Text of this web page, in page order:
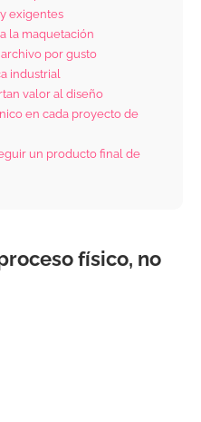
exigentes
la maquetación
por gusto
industrial
valor al diseño
en cada proyecto de
un producto final de
físico, no